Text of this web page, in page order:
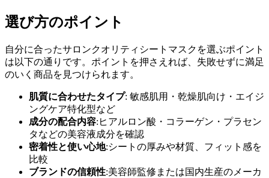
選び方のポイント
自分に合ったサロンクオリティシートマスクを選ぶポイント
は以下の通りです。ポイントを押さえれば、失敗せずに満足
のいく商品を見つけられます。
肌質に合わせたタイプ: 敏感肌用・乾燥肌向け・エイジ
ングケア特化型など
成分の配合内容:ヒアルロン酸・コラーゲン・プラセン
タなどの美容液成分を確認
密着性と使い心地:シートの厚みや材質、フィット感を
比較
ブランドの信頼性:美容師監修または国内生産のメーカ